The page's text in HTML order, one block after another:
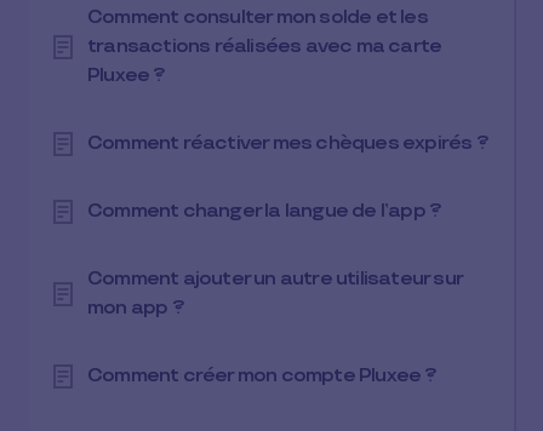
Comment consulter mon solde et les
transactions réalisées avec ma carte
Pluxee ?
Comment réactiver mes chèques expirés ?
Comment changer la langue de l’app ?
Comment ajouter un autre utilisateur sur
mon app ?
Comment créer mon compte Pluxee ?